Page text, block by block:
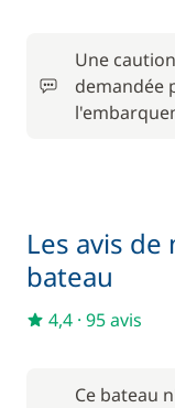
Une
demandée
Les avis
bateau
4,4 · 95 avis
Ce bateau